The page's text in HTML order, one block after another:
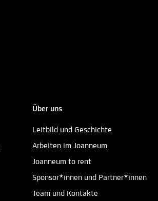
Über uns
Leitbild und Geschichte
Arbeiten im Joanneum
Joanneum to rent
Sponsor*innen und Partner*innen
Team und Kontakte